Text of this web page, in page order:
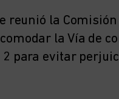
reunió la
la Vía de
para evitar